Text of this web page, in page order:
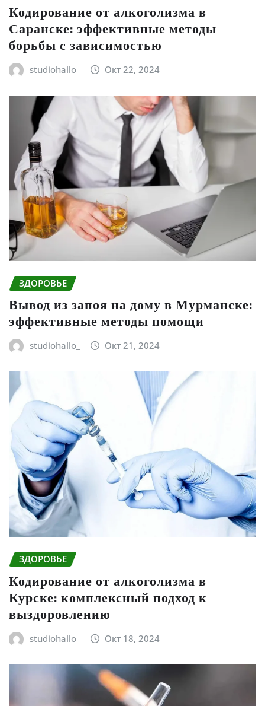
Кодирование от алкоголизма в
Саранске: эффективные методы
борьбы с зависимостью
studiohallo_ Окт 22, 2024
ЗДОРОВЬЕ
Вывод из запоя на дому в Мурманске:
эффективные методы помощи
studiohallo_ Окт 21, 2024
ЗДОРОВЬЕ
Кодирование от алкоголизма в
Курске: комплексный подход к
выздоровлению
studiohallo_ Окт 18, 2024